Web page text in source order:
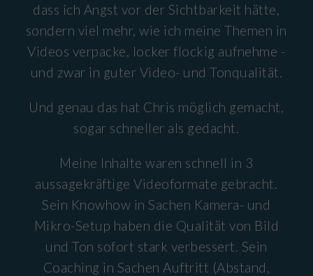
dass ich Angst vor der Sichtbarkeit hätte,
sondern viel mehr, wie ich meine Themen in
Videos verpacke, locker flockig aufnehme -
und zwar in guter Video- und Tonqualität.
Und genau das hat Chris möglich gemacht,
sogar schneller als gedacht.
Meine Inhalte waren schnell in 3
aussagekräftige Videoformate gebracht.
Sein Knowhow in Sachen Kamera- und
Mikro-Setup haben die Qualität von Bild
und Ton sofort stark verbessert. Sein
Coaching in Sachen Auftritt (Abstand,